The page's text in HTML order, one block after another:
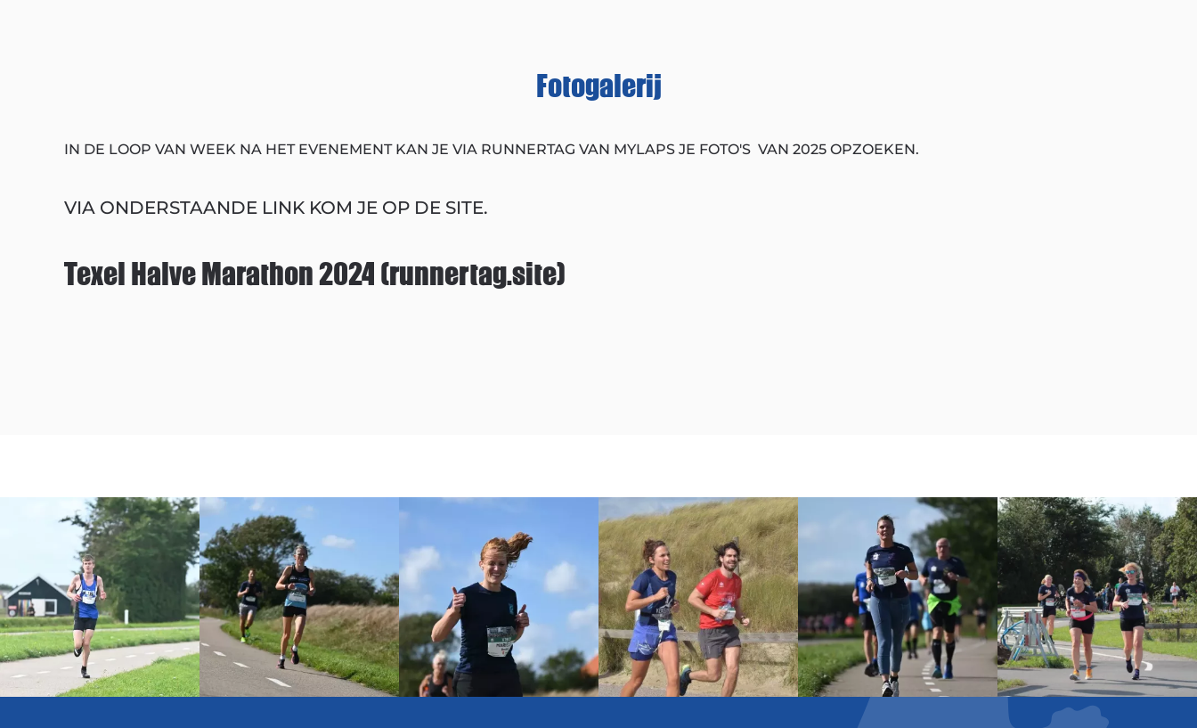
Fotogalerij
IN DE LOOP VAN WEEK NA HET EVENEMENT KAN JE VIA RUNNERTAG VAN MYLAPS JE FOTO'S VAN 2025 OPZOEKEN.
VIA ONDERSTAANDE LINK KOM JE OP DE SITE.
Texel Halve Marathon 2024 (runnertag.site)